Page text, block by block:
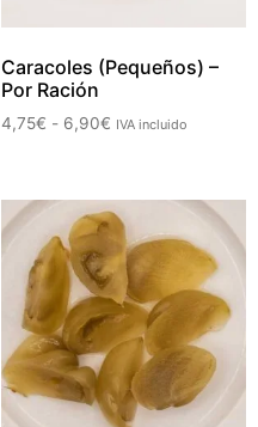
Caracoles (Pequeños) –
Por Ración
4,75€ - 6,90€ IVA incluido